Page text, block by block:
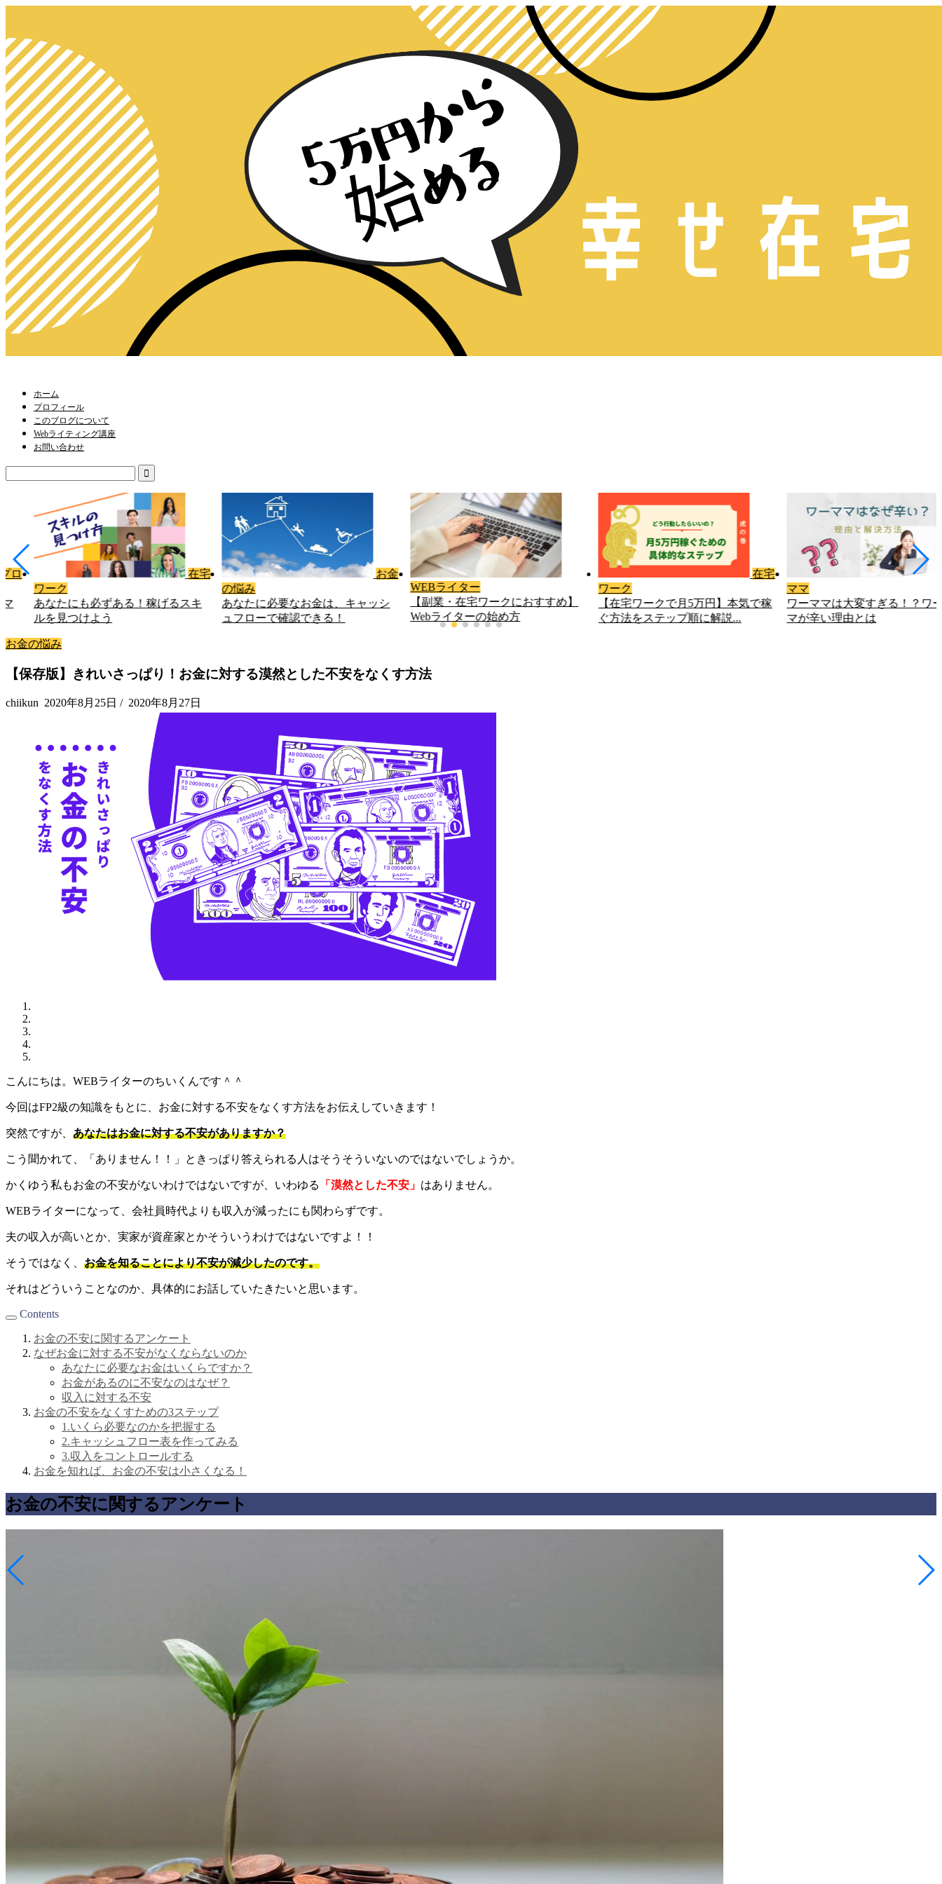
ホーム
プロフィール
このブログについて
Webライティング講座
お問い合わせ
在宅
キ
お金
の悩み
あなたに必要なお金は、キャッシ
ュフローで確認できる！
WEBライター
【副業・在宅ワークにおすすめ】
Webライターの始め方
在宅
ワーク
【在宅ワークで月5万円】本気で稼
ぐ方法をステップ順に解説...
ワー
ママ
ワーママは大変すぎる！？ワーマ
マが辛い理由とは
フィール
このブログについて【子育て
の仕事とお金】
お金の悩み
【保存版】きれいさっぱり！お金に対する漠然とした不安をなくす方法
chiikun 2020年8月25日 / 2020年8月27日
こんにちは。WEBライターのちいくんです＾＾
今回はFP2級の知識をもとに、お金に対する不安をなくす方法をお伝えしていきます！
突然ですが、 あなたはお金に対する不安がありますか？
こう聞かれて、「ありません！！」ときっぱり答えられる人はそうそういないのではないでしょうか。
かくゆう私もお金の不安がないわけではないですが、いわゆる 「漠然とした不安」 はありません。
WEBライターになって、会社員時代よりも収入が減ったにも関わらずです。
夫の収入が高いとか、実家が資産家とかそういうわけではないですよ！！
そうではなく、 お金を知ることにより不安が減少したのです。
それはどういうことなのか、具体的にお話していたきたいと思います。
Contents
お金の不安に関するアンケート
なぜお金に対する不安がなくならないのか
あなたに必要なお金はいくらですか？
お金があるのに不安なのはなぜ？
収入に対する不安
お金の不安をなくすための3ステップ
1.いくら必要なのかを把握する
2.キャッシュフロー表を作ってみる
3.収入をコントロールする
お金を知れば、お金の不安は小さくなる！
お金の不安に関するアンケート